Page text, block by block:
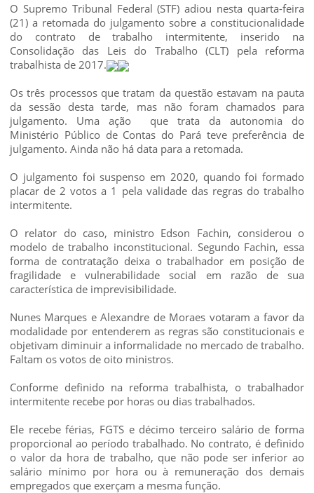
O Supremo Tribunal Federal (STF) adiou nesta quarta-feira
(21) a retomada do julgamento sobre a constitucionalidade
do contrato de trabalho intermitente, inserido na
Consolidação das Leis do Trabalho (CLT) pela reforma
trabalhista de 2017.
Os três processos que tratam da questão estavam na pauta
da sessão desta tarde, mas não foram chamados para
julgamento. Uma ação que trata da autonomia do
Ministério Público de Contas do Pará teve preferência de
julgamento. Ainda não há data para a retomada.
O julgamento foi suspenso em 2020, quando foi formado
placar de 2 votos a 1 pela validade das regras do trabalho
intermitente.
O relator do caso, ministro Edson Fachin, considerou o
modelo de trabalho inconstitucional. Segundo Fachin, essa
forma de contratação deixa o trabalhador em posição de
fragilidade e vulnerabilidade social em razão de sua
característica de imprevisibilidade.
Nunes Marques e Alexandre de Moraes votaram a favor da
modalidade por entenderem as regras são constitucionais e
objetivam diminuir a informalidade no mercado de trabalho.
Faltam os votos de oito ministros.
Conforme definido na reforma trabalhista, o trabalhador
intermitente recebe por horas ou dias trabalhados.
Ele recebe férias, FGTS e décimo terceiro salário de forma
proporcional ao período trabalhado. No contrato, é definido
o valor da hora de trabalho, que não pode ser inferior ao
salário mínimo por hora ou à remuneração dos demais
empregados que exerçam a mesma função.